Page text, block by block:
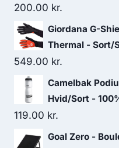
200.00 kr.
Giordana G-
Thermal - Sort/
549.00 kr.
Camelbak
Hvid/Sort -
119.00 kr.
Goal Zero -